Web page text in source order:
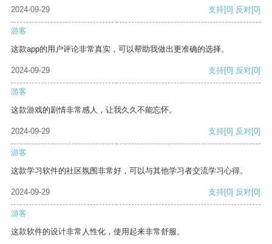
2024-09-29 支持[0] 反对[0]
游客
这款app的用户评论非常真实，可以帮助我做出更准确的选择。
2024-09-29 支持[0] 反对[0]
游客
这款游戏的剧情非常感人，让我久久不能忘怀。
2024-09-29 支持[0] 反对[0]
游客
这款学习软件的社区氛围非常好，可以与其他学习者交流学习心得。
2024-09-29 支持[0] 反对[0]
游客
这款软件的设计非常人性化，使用起来非常舒服。